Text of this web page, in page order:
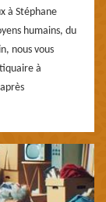
à Stéphane
humains, du
nous vous
à